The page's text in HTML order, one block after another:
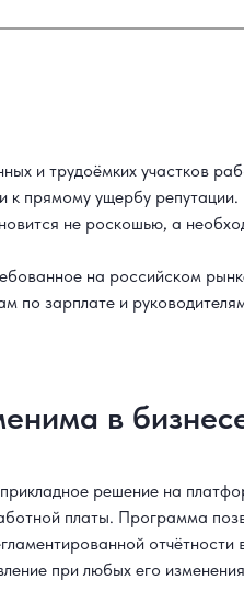
и трудоёмких участков
прямому ущербу репутации.
не роскошью, а
на российском
по зарплате и
в
решение на
платы. Программа
при любых его